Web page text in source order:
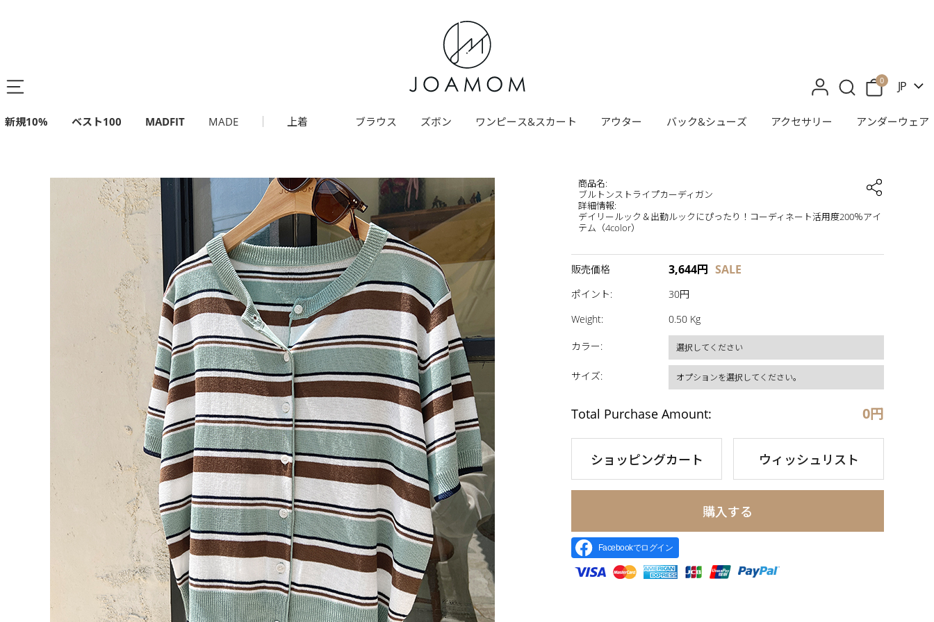
0 JP
新規10% ベスト100 MADFIT MADE 上着 ブラウス ズボン ワンピース&スカート アウター バック&シューズ アクセサリー アンダーウェア
商品名:
ブルトンストライプカーディガン
詳細情報:
デイリールック＆出勤ルックにぴったり！コーディネート活用度200％アイ
テム（4color）
販売価格 3,644円 SALE
ポイント:
30円
Weight: 0.50 Kg
カラー:
サイズ:
Total Purchase Amount: 0円
ショッピングカート ウィッシュリスト
購入する
Facebookでログイン